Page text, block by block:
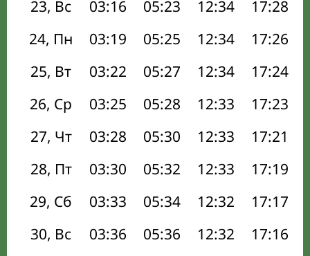
23, Вс
03:16 05:23 12:34 17:28
24, Пн
03:19 05:25 12:34 17:26
25, Вт
03:22 05:27 12:34 17:24
26, Ср
03:25 05:28 12:33 17:23
27, Чт
03:28 05:30 12:33 17:21
28, Пт
03:30 05:32 12:33 17:19
29, Сб
03:33 05:34 12:32 17:17
30, Вс
03:36 05:36 12:32 17:16